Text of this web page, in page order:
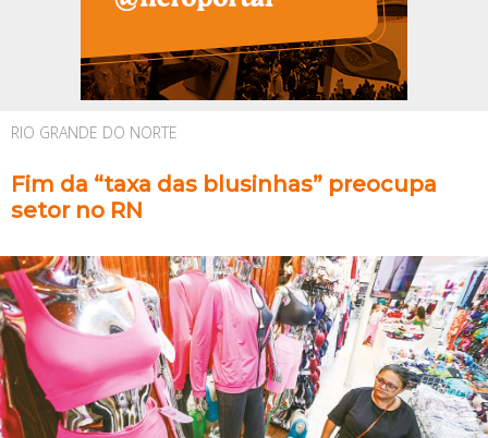
RIO GRANDE DO NORTE
Fim da “taxa das blusinhas” preocupa
setor no RN